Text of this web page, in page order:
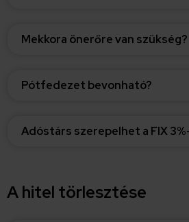
Mekkora önerőre van szükség?
Pótfedezet bevonható?
Adóstárs szerepelhet a FIX
A hitel törlesztése